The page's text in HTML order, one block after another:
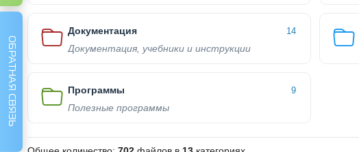
Документация 14
Документация, учебники и инструкции
Программы 9
Полезные программы
ОБРАТНАЯ СВЯЗЬ